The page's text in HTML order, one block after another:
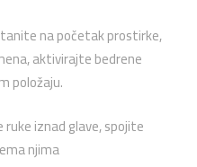
na početak prostirke,
aktivirajte bedrene
položaju.
ruke iznad glave, spojite
njima